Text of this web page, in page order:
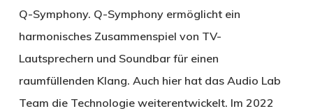
Q-Symphony. Q-Symphony ermöglicht ein
harmonisches Zusammenspiel von TV-
Lautsprechern und Soundbar für einen
raumfüllenden Klang. Auch hier hat das Audio Lab
Team die Technologie weiterentwickelt. Im 2022